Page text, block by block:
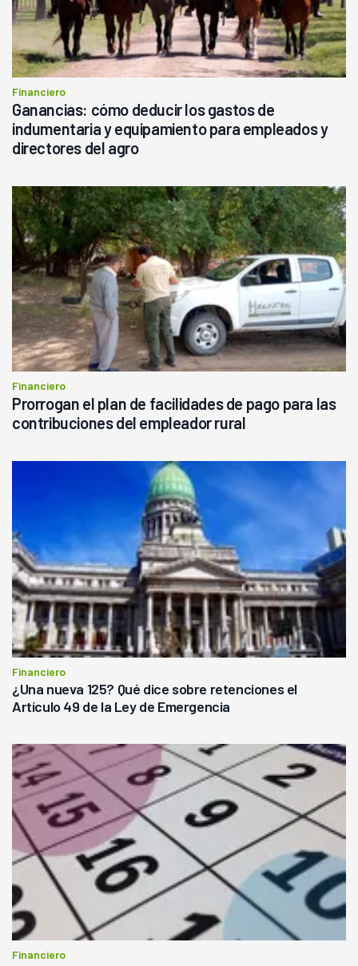
Financiero
Ganancias: cómo deducir los gastos de
indumentaria y equipamiento para empleados y
directores del agro
Financiero
Prorrogan el plan de facilidades de pago para las
contribuciones del empleador rural
Financiero
¿Una nueva 125? Qué dice sobre retenciones el
Artículo 49 de la Ley de Emergencia
Financiero